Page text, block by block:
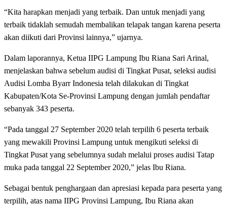
“Kita harapkan menjadi yang terbaik. Dan untuk menjadi yang
terbaik tidaklah semudah membalikan telapak tangan karena peserta
akan diikuti dari Provinsi lainnya,” ujarnya.
Dalam laporannya, Ketua IIPG Lampung Ibu Riana Sari Arinal,
menjelaskan bahwa sebelum audisi di Tingkat Pusat, seleksi audisi
Audisi Lomba Byarr Indonesia telah dilakukan di Tingkat
Kabupaten/Kota Se-Provinsi Lampung dengan jumlah pendaftar
sebanyak 343 peserta.
“Pada tanggal 27 September 2020 telah terpilih 6 peserta terbaik
yang mewakili Provinsi Lampung untuk mengikuti seleksi di
Tingkat Pusat yang sebelumnya sudah melalui proses audisi Tatap
muka pada tanggal 22 September 2020,” jelas Ibu Riana.
Sebagai bentuk penghargaan dan apresiasi kepada para peserta yang
terpilih, atas nama IIPG Provinsi Lampung, Ibu Riana akan